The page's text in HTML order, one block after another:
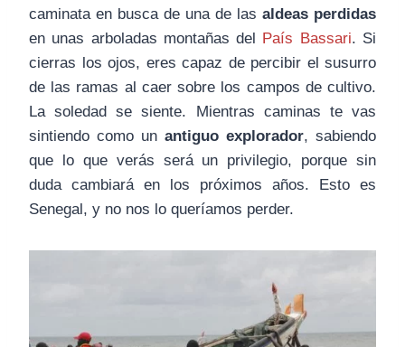
caminata en busca de una de las aldeas perdidas
en unas arboladas montañas del
País Bassari. Si
cierras los ojos, eres capaz de percibir el susurro
de las ramas al caer sobre los campos de cultivo.
La soledad se siente. Mientras caminas te vas
sintiendo como un antiguo explorador, sabiendo
que lo que verás será un privilegio, porque sin
duda cambiará en los próximos años. Esto es
Senegal, y no nos lo queríamos perder.